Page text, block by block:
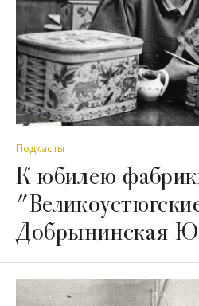
Подкасты
К юбилею
Добрынинская